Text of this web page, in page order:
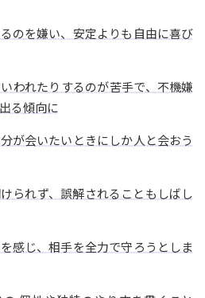
のを嫌い、安定よりも自由に喜び
われたりするのが苦手で、不機嫌
る傾向に
が会いたいときにしか人と会おう
られず、誤解されることもしばし
感じ、相手を全力で守ろうとしま